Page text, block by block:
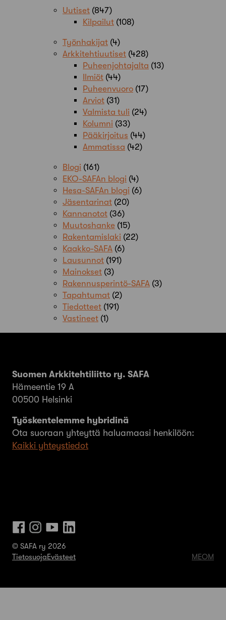
Uutiset (847)
Kilpailut (108)
Työnhakijat (4)
Arkkitehtiuutiset (428)
Puheenjohtajalta (13)
Ilmiöt (44)
Puheenvuoro (17)
Arviot (31)
Valmista tuli (24)
Kolumni (33)
Pääkirjoitus (44)
Ammatissa (42)
Blogi (161)
EKO-SAFAn blogi (4)
Hesa-SAFAn blogi (6)
Jäsentarinat (20)
Kannanotot (36)
Muutoshanke (15)
Rakentamislaki (22)
Kaakko-SAFA (6)
Lausunnot (191)
Mainokset (3)
Rakennusperintö-SAFA (3)
Tapahtumat (2)
Tiedotteet (191)
Vastineet (1)
Suomen Arkkitehtiliitto ry. SAFA
Hämeentie 19 A
00500 Helsinki
Työskentelemme hybridinä
Ota suoraan yhteyttä haluamaasi henkilöön:
Kaikki yhteystiedot
© SAFA ry 2026
TietosuojaEvästeet MEOM